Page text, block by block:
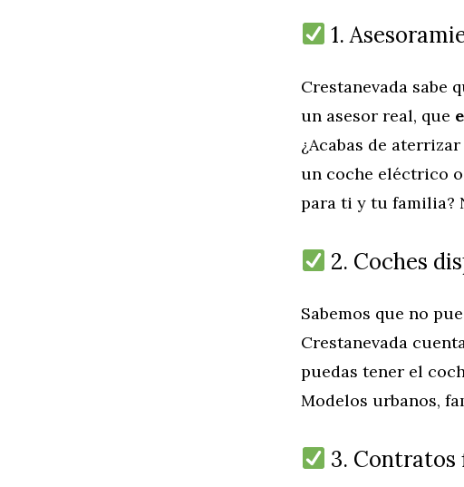
1.
Crestanevada sabe
un asesor real, que
¿Acabas de
un coche eléctrico
para ti y tu familia?
2. Coches
Sabemos que no
Crestanevada
puedas tener el
Modelos urbanos,
3. Contratos